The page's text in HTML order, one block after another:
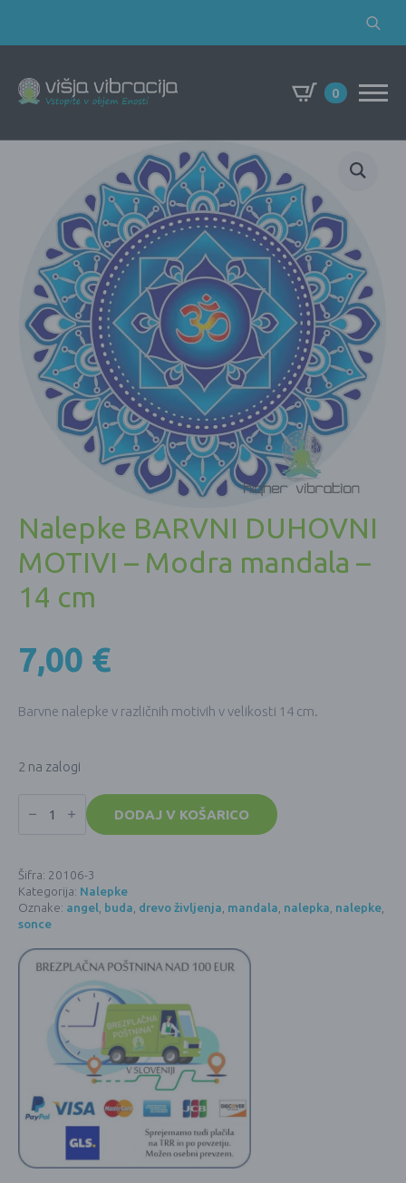
Search
0
Nalepke BARVNI DUHOVNI
MOTIVI – Modra mandala –
14 cm
7,00 €
Barvne nalepke v različnih motivih v velikosti 14 cm.
2 na zalogi
BARVNI
Modra
mandala
-
14
cm
DODAJ V KOŠARICO
Šifra: 20106-3
Kategorija: Nalepke
Oznake: angel, buda, drevo življenja, mandala, nalepka, nalepke,
sonce